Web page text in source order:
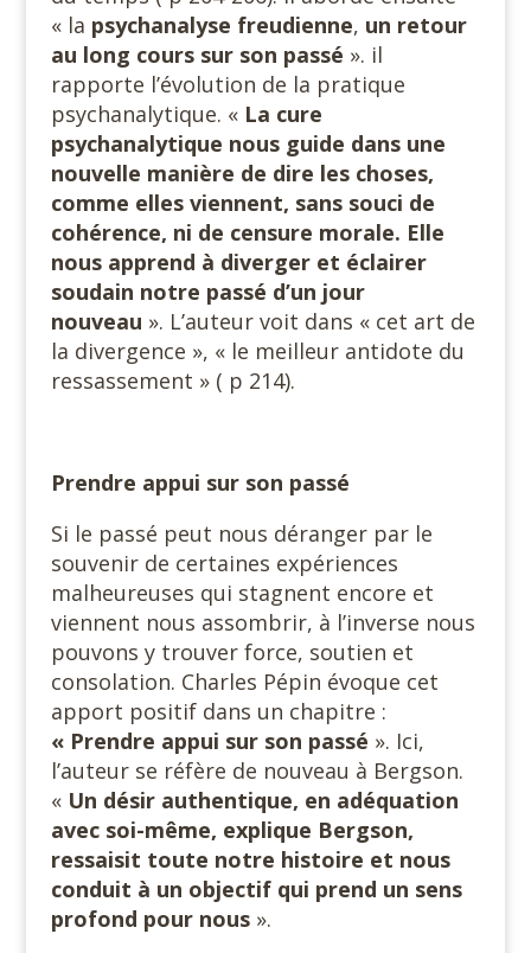
« la psychanalyse freudienne, un retour
au long cours sur son passé ». il
rapporte l’évolution de la pratique
psychanalytique. « La cure
psychanalytique nous guide dans une
nouvelle manière de dire les choses,
comme elles viennent, sans souci de
cohérence, ni de censure morale. Elle
nous apprend à diverger et éclairer
soudain notre passé d’un jour
nouveau ». L’auteur voit dans « cet art de
la divergence », « le meilleur antidote du
ressassement » ( p 214).
Prendre appui sur son passé
Si le passé peut nous déranger par le
souvenir de certaines expériences
malheureuses qui stagnent encore et
viennent nous assombrir, à l’inverse nous
pouvons y trouver force, soutien et
consolation. Charles Pépin évoque cet
apport positif dans un chapitre :
« Prendre appui sur son passé ». Ici,
l’auteur se réfère de nouveau à Bergson.
« Un désir authentique, en adéquation
avec soi-même, explique Bergson,
ressaisit toute notre histoire et nous
conduit à un objectif qui prend un sens
profond pour nous».